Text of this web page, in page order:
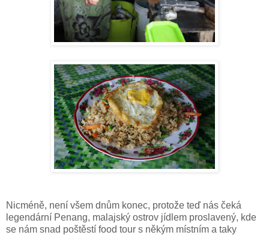
Nicméně, není všem dnům konec, protože teď nás čeká
legendární Penang, malajský ostrov jídlem proslavený, kde
se nám snad poštěstí food tour s někým místním a taky